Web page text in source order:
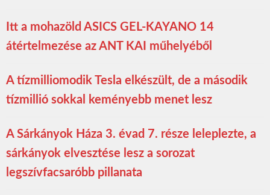
Itt a mohazöld ASICS GEL-KAYANO 14
átértelmezése az ANT KAI műhelyéből
A tízmilliomodik Tesla elkészült, de a második
tízmillió sokkal keményebb menet lesz
A Sárkányok Háza 3. évad 7. része leleplezte, a
sárkányok elvesztése lesz a sorozat
legszívfacsaróbb pillanata